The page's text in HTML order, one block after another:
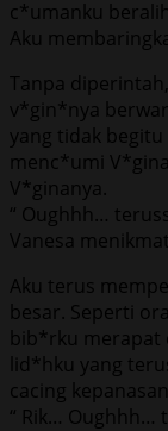
c*umanku
Aku
Tanpa
v*gin*nya
yang tidak
menc*umi
V*ginanya.
“ Oughhh…
Vanesa
Aku terus
besar. Seperti
bib*rku merapat
lid*hku yang
cacing
“ Rik… Oughhh…